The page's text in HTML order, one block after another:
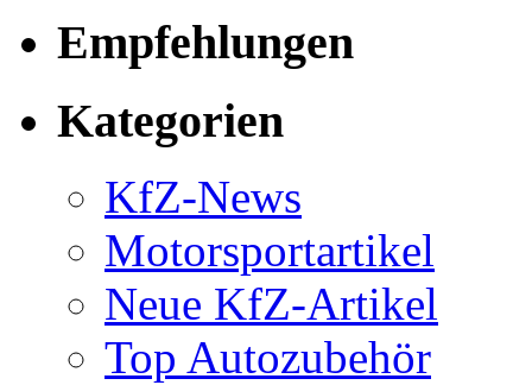
Empfehlungen
Kategorien
KfZ-News
Motorsportartikel
Neue KfZ-Artikel
Top Autozubehör